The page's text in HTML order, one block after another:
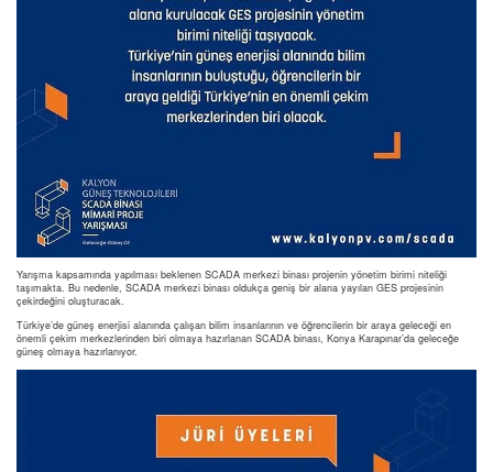
Yarışma kapsamında yapılması beklenen SCADA merkezi binası projenin yönetim birimi niteliği
taşımakta. Bu nedenle, SCADA merkezi binası oldukça geniş bir alana yayılan GES projesinin
çekirdeğini oluşturacak.
Türkiye’de güneş enerjisi alanında çalışan bilim insanlarının ve öğrencilerin bir araya geleceği en
önemli çekim merkezlerinden biri olmaya hazırlanan SCADA binası, Konya Karapınar’da geleceğe
güneş olmaya hazırlanıyor.